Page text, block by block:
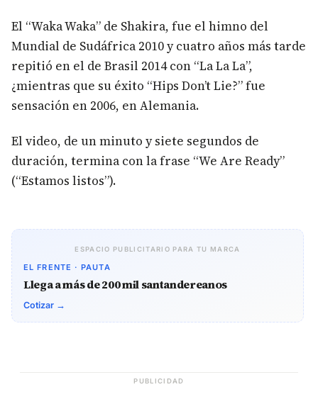
El “Waka Waka” de Shakira, fue el himno del
Mundial de Sudáfrica 2010 y cuatro años más tarde
repitió en el de Brasil 2014 con “La La La”,
¿mientras que su éxito “Hips Don’t Lie?” fue
sensación en 2006, en Alemania.
El video, de un minuto y siete segundos de
duración, termina con la frase “We Are Ready”
(“Estamos listos”).
ESPACIO PUBLICITARIO PARA TU MARCA
EL FRENTE · PAUTA
Llega a más de 200 mil santandereanos
Cotizar →
PUBLICIDAD